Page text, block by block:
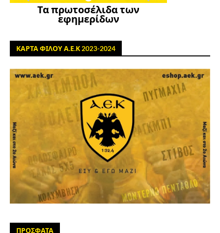
Τα πρωτοσέλιδα των
εφημερίδων
ΚΑΡΤΑ ΦΙΛΟΥ Α.Ε.Κ 2023-2024
ΠΡΟΣΦΑΤΑ